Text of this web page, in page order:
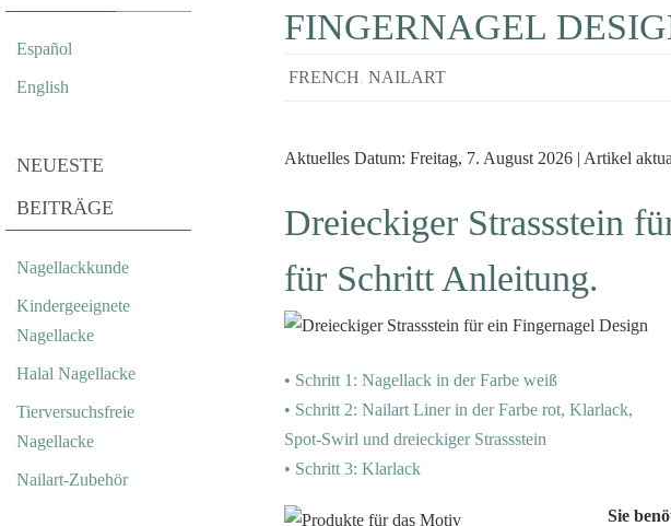
FINGERNAGEL
FRENCH, NAILART
Aktuelles Datum: Freitag, 7. August 2026 | Artikel
Dreieckiger Strassstein
für Schritt Anleitung.
• Schritt 1: Nagellack in der Farbe weiß
• Schritt 2: Nailart Liner in der Farbe rot, Klarlack,
Spot-Swirl und dreieckiger Strassstein
• Schritt 3: Klarlack
Sie
Español
English
NEUESTE
BEITRÄGE
Nagellackkunde
Kindergeeignete
Nagellacke
Halal Nagellacke
Tierversuchsfreie
Nagellacke
Nailart-Zubehör